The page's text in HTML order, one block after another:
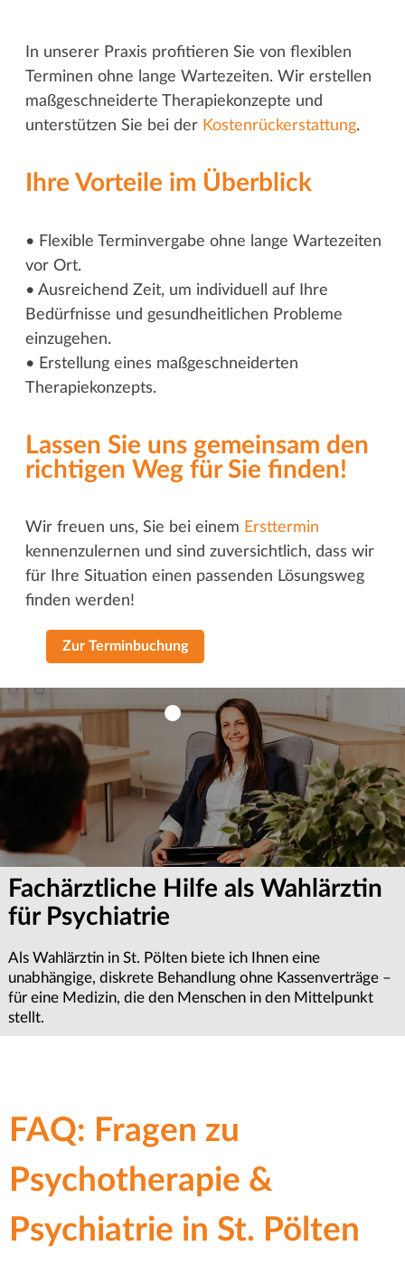
In unserer Praxis profitieren Sie von flexiblen
Terminen ohne lange Wartezeiten. Wir erstellen
maßgeschneiderte Therapiekonzepte und
unterstützen Sie bei der Kostenrückerstattung.
Ihre Vorteile im Überblick
• Flexible Terminvergabe ohne lange Wartezeiten
vor Ort.
• Ausreichend Zeit, um individuell auf Ihre
Bedürfnisse und gesundheitlichen Probleme
einzugehen.
• Erstellung eines maßgeschneiderten
Therapiekonzepts.
Lassen Sie uns gemeinsam den
richtigen Weg für Sie finden!
Wir freuen uns, Sie bei einem Ersttermin
kennenzulernen und sind zuversichtlich, dass wir
für Ihre Situation einen passenden Lösungsweg
finden werden!
Zur Terminbuchung
Fachärztliche Hilfe als Wahlärztin
für Psychiatrie
Als Wahlärztin in St. Pölten biete ich Ihnen eine
unabhängige, diskrete Behandlung ohne Kassenverträge –
für eine Medizin, die den Menschen in den Mittelpunkt
stellt.
Terminvereinbarung &
Erstgespräch anfragen
Ob für Psychiatrie, Psychotherapie oder Psychologie – wir
bemühen uns um eine zeitnahe Terminvergabe.
Kontaktieren Sie uns für ein Erstgespräch in unserer Praxis
im Zentrum von St. Pölten.
Wichtige Informationen zur
Termin-Absageregelung
Sollten Sie einen Termin einmal nicht wahrnehmen können,
bitten wir um eine rechtzeitige Absage. Dies ermöglicht es
uns, den frei gewordenen Platz anderen Patientinnen oder
Patienten in dringenden Notfällen kurzfristig zur
Verfügung zu stellen.
FAQ: Fragen zu
Psychotherapie &
Psychiatrie in St. Pölten